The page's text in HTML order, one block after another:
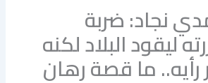
نجاد: ضربة
ليقود البلاد لكنه
ما قصة رهان